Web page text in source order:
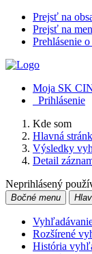
Prejsť na
Prejsť na
Prehlásenie
Moja SK
Prihlásenie
Kde som
Hlavná
Výsledky
Detail
Neprihlásený
Bočné menu
Rozšírené
História